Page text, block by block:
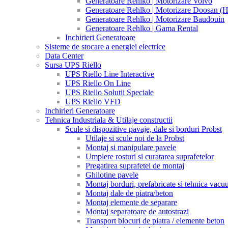
Generatoare Rehlko | Motorizare Doosan
Generatoare Rehlko | Motorizare Baudouin
Generatoare Rehlko | Gama Rental
Inchirieri Generatoare
Sisteme de stocare a energiei electrice
Data Center
Sursa UPS Riello
UPS Riello Line Interactive
UPS Riello On Line
UPS Riello Solutii Speciale
UPS Riello VFD
Inchirieri Generatoare
Tehnica Industriala & Utilaje constructii
Scule si dispozitive pavaje, dale si borduri Probst
Utilaje si scule noi de la Probst
Montaj si manipulare pavele
Umplere rosturi si curatarea suprafetelor
Pregatirea suprafetei de montaj
Ghilotine pavele
Montaj borduri, prefabricate si tehnica
Montaj dale de piatra/beton
Montaj elemente de separare
Montaj separatoare de autostrazi
Transport blocuri de piatra / elemente beton